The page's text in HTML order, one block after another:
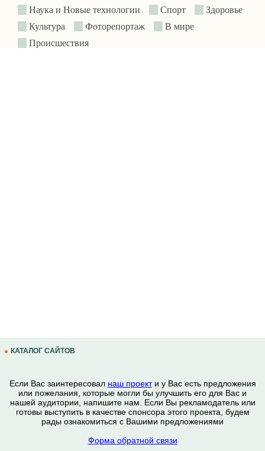
Наука и Новые технологии
Спорт
Здоровье
Культура
Фоторепортаж
В мире
Происшествия
КАТАЛОГ САЙТОВ
Если Вас заинтересовал наш проекти у Вас есть предложения
или пожелания, которые могли бы улучшить его для Вас и
нашей аудитории, напишите нам. Если Вы рекламодатель или
готовы выступить в качестве спонсора этого проекта, будем
рады ознакомиться с Вашими предложениями
Форма обратной связи